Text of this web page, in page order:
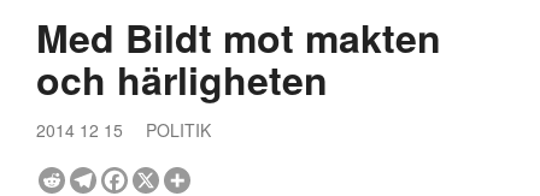
Med Bildt mot makten
och härligheten
2014 12 15 POLITIK